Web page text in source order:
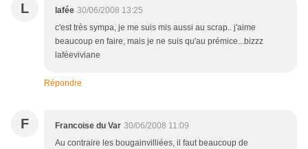
L lafée 30/06/2008 13:25
c'est très sympa, je me suis mis aussi au scrap.. j'aime
beaucoup en faire, mais je ne suis qu'au prémice...bizzz
laféeviviane
Répondre
F Francoise du Var 30/06/2008 11:09
Au contraire les bougainvilliées, il faut beaucoup de